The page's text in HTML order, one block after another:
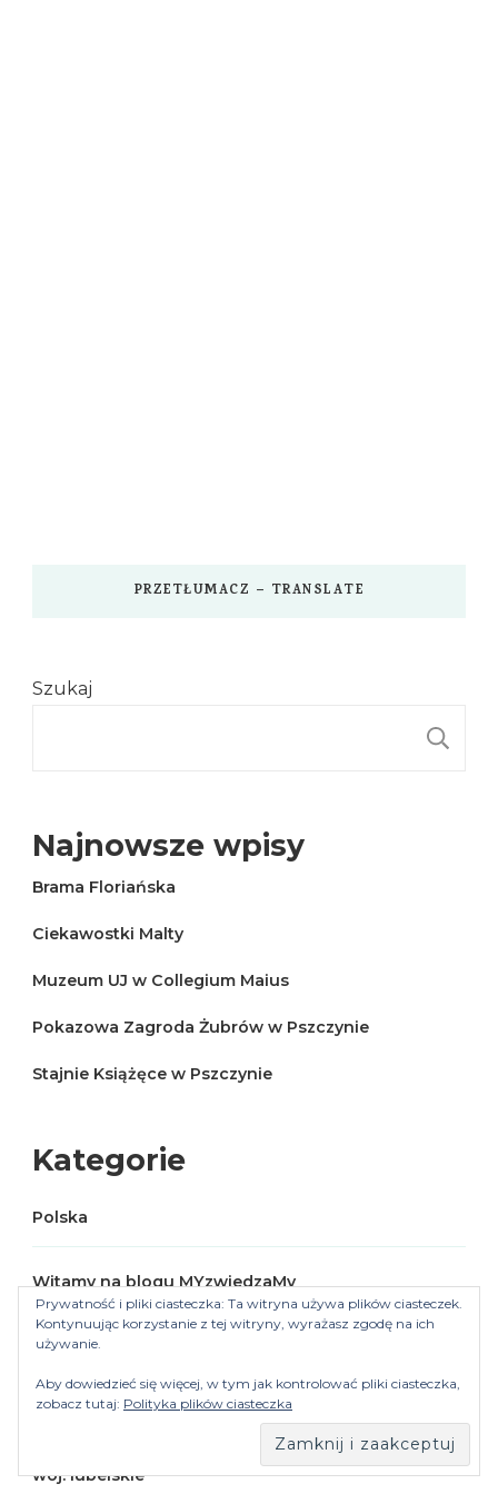
PRZETŁUMACZ – TRANSLATE
Szukaj
Najnowsze wpisy
Brama Floriańska
Ciekawostki Malty
Muzeum UJ w Collegium Maius
Pokazowa Zagroda Żubrów w Pszczynie
Stajnie Książęce w Pszczynie
Kategorie
Polska
Witamy na blogu MYzwiedzaMy
woj. dolnośląskie
woj. kujawsko-pomorskie
woj. lubelskie
Prywatność i pliki ciasteczka: Ta witryna używa plików ciasteczek.
Kontynuując korzystanie z tej witryny, wyrażasz zgodę na ich
używanie.
Aby dowiedzieć się więcej, w tym jak kontrolować pliki ciasteczka,
zobacz tutaj: Polityka plików ciasteczka